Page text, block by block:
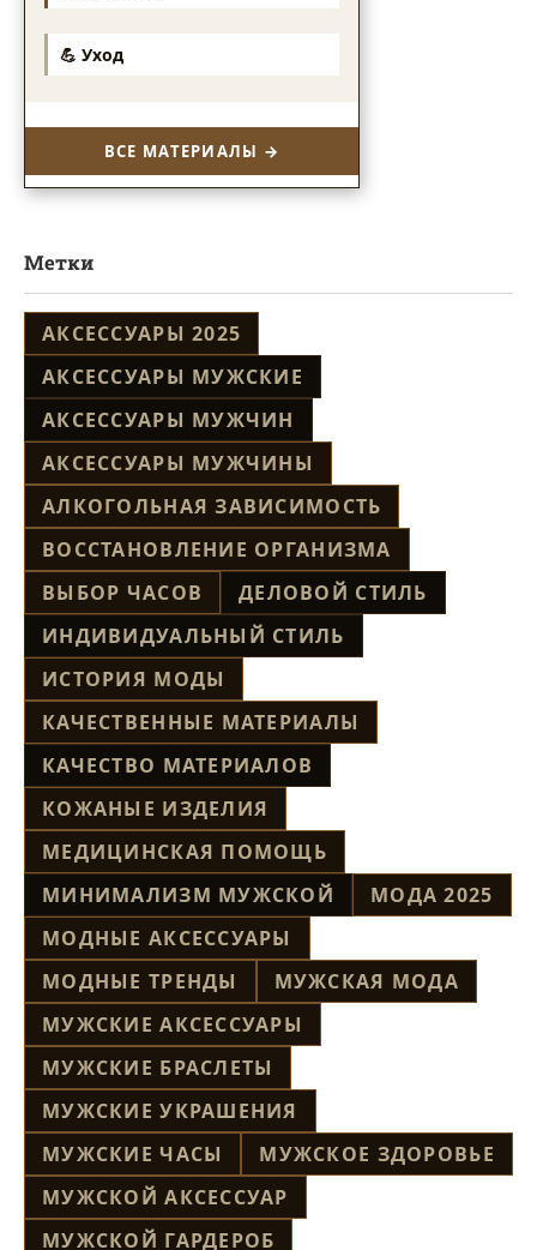
💪 Уход
ВСЕ МАТЕРИАЛЫ →
Метки
АКСЕССУАРЫ 2025
АКСЕССУАРЫ МУЖСКИЕ
АКСЕССУАРЫ МУЖЧИН
АКСЕССУАРЫ МУЖЧИНЫ
АЛКОГОЛЬНАЯ ЗАВИСИМОСТЬ
ВОССТАНОВЛЕНИЕ ОРГАНИЗМА
ВЫБОР ЧАСОВ
ДЕЛОВОЙ СТИЛЬ
ИНДИВИДУАЛЬНЫЙ СТИЛЬ
ИСТОРИЯ МОДЫ
КАЧЕСТВЕННЫЕ МАТЕРИАЛЫ
КАЧЕСТВО МАТЕРИАЛОВ
КОЖАНЫЕ ИЗДЕЛИЯ
МЕДИЦИНСКАЯ ПОМОЩЬ
МИНИМАЛИЗМ МУЖСКОЙ
МОДА 2025
МОДНЫЕ АКСЕССУАРЫ
МОДНЫЕ ТРЕНДЫ
МУЖСКАЯ МОДА
МУЖСКИЕ АКСЕССУАРЫ
МУЖСКИЕ БРАСЛЕТЫ
МУЖСКИЕ УКРАШЕНИЯ
МУЖСКИЕ ЧАСЫ
МУЖСКОЕ ЗДОРОВЬЕ
МУЖСКОЙ АКСЕССУАР
МУЖСКОЙ ГАРДЕРОБ